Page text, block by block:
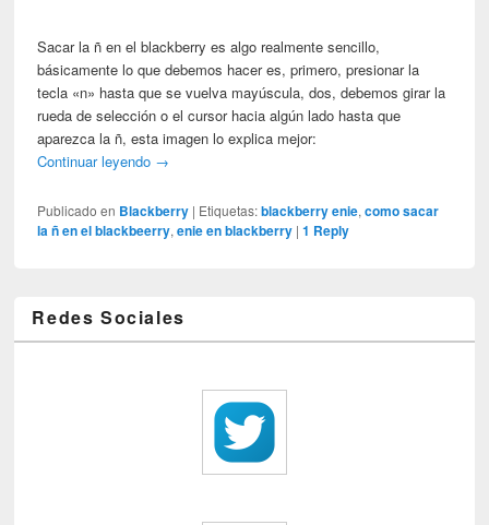
Sacar la ñ en el blackberry es algo realmente sencillo,
básicamente lo que debemos hacer es, primero, presionar la
tecla «n» hasta que se vuelva mayúscula, dos, debemos girar la
rueda de selección o el cursor hacia algún lado hasta que
aparezca la ñ, esta imagen lo explica mejor:
Continuar leyendo →
Publicado en Blackberry | Etiquetas: blackberry enie,como sacar
la ñ en el blackbeerry,enie en blackberry |1 Reply
Redes Sociales